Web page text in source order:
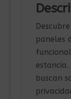
paneles
buscan